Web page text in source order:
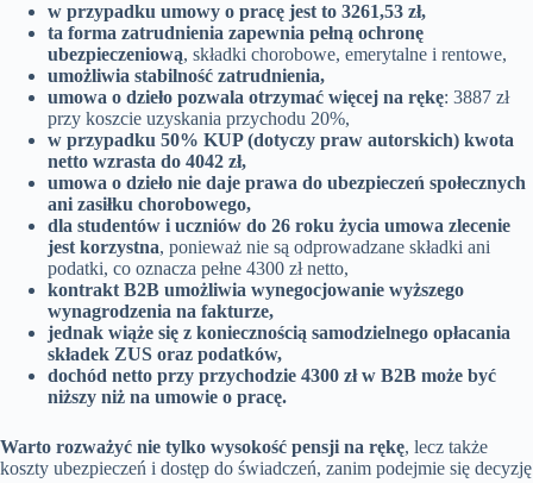
w przypadku umowy o pracę jest to 3261,53 zł,
ta forma zatrudnienia zapewnia pełną ochronę
ubezpieczeniową, składki chorobowe, emerytalne i rentowe,
umożliwia stabilność zatrudnienia,
umowa o dzieło pozwala otrzymać więcej na rękę: 3887 zł
przy koszcie uzyskania przychodu 20%,
w przypadku 50% KUP (dotyczy praw autorskich) kwota
netto wzrasta do 4042 zł,
umowa o dzieło nie daje prawa do ubezpieczeń społecznych
ani zasiłku chorobowego,
dla studentów i uczniów do 26 roku życia umowa zlecenie
jest korzystna, ponieważ nie są odprowadzane składki ani
podatki, co oznacza pełne 4300 zł netto,
kontrakt B2B umożliwia wynegocjowanie wyższego
wynagrodzenia na fakturze,
jednak wiąże się z koniecznością samodzielnego opłacania
składek ZUS oraz podatków,
dochód netto przy przychodzie 4300 zł w B2B może być
niższy niż na umowie o pracę.
Warto rozważyć nie tylko wysokość pensji na rękę, lecz także
koszty ubezpieczeń i dostęp do świadczeń, zanim podejmie się decyzję